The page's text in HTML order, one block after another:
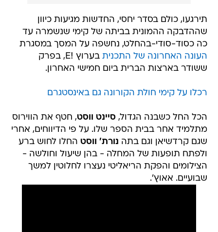
תירגעו, כולם בסדר יחסי, החדשות מגיעות כיוון
שההדבקה ההמונית בביתה של קימי שנשמרה עד
כה כסוד-סודי-בהחלט, נחשפה על המסך במסגרת
העונה האחרונה של התכנית
בערוץ !E, בפרק
ששודר בארצות הברית ביום חמישי האחרון.
רכלו על קימי חולת הקורונה גם באינסטגרם
הכל החל כשבנה הגדול,סיינט ווסט, חטף את הווירוס
מתלמיד אחר בבית הספר שלו. על פי הדיווחים, אחרי
שגם קרדשיאן וגם בתה נורת' ווסט החלו לחוש ברע
ולפתח תופעות של המחלה - בהן שיעול וחולשה -
הצילומים והפקת הריאליטי נעצרו לחלוטין למשך
שבועיים. אאוץ'.